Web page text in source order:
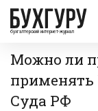
бухгалтерский интернет-журнал
Можно ли
применять
Суда РФ